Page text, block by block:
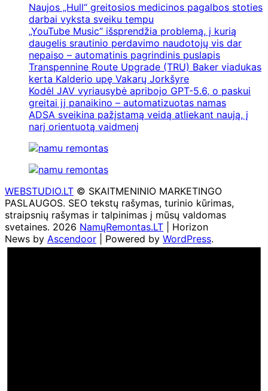
Naujos „Hull“ greitosios medicinos pagalbos stoties
darbai vyksta sveiku tempu
„YouTube Music“ išsprendžia problemą, į kurią
daugelis srautinio perdavimo naudotojų vis dar
nepaiso – automatinis pagrindinis puslapis
Transpennine Route Upgrade (TRU) Baker viadukas
kerta Kalderio upę Vakarų Jorkšyre
Kodėl JAV vyriausybė apribojo GPT-5.6, o paskui
greitai jį panaikino – automatizuotas namas
ADSA sveikina pažįstamą veidą atliekant naują, į
narį orientuotą vaidmenį
WEBSTUDIO.LT © SKAITMENINIO MARKETINGO
PASLAUGOS. SEO tekstų rašymas, turinio kūrimas,
straipsnių rašymas ir talpinimas į mūsų valdomas
svetaines. 2026 NamųRemontas.LT | Horizon
News by Ascendoor | Powered by WordPress.